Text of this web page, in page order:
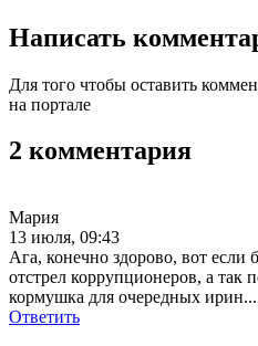
Написать
Для того чтобы оставить
на портале
2 комментария
Мария
13 июля, 09:43
Ага, конечно здорово, вот
отстрел коррупционеров, а так
кормушка для очередных
Ответить